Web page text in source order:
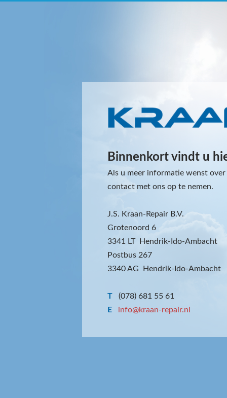
Binnenkort vindt u
Als u meer informatie wenst
contact met ons op te nemen.
J.S. Kraan-Repair B.V.
Grotenoord 6
3341 LT Hendrik-Ido-Ambacht
Postbus 267
3340 AG Hendrik-Ido-Ambacht
T
(078) 681 55 61
E
info@kraan-repair.nl